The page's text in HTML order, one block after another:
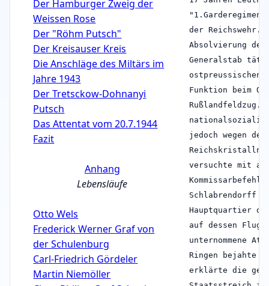
Der Hamburger Zweig der
Weissen Rose
Der "Röhm Putsch"
Der Kreisauser Kreis
Die Anschläge des Miltärs im
Jahre 1943
Der Tretsckow-Dohnanyi
Putsch
Das Attentat vom 20.7.1944
Fazit
Anhang
Lebensläufe
Otto Wels
Frederick Werner Graf von
der Schulenburg
Carl-Friedrich Gördeler
Martin Niemöller
der Reichswehr.
Absolvierung der
Generalstab
Funktion beim
Rußlandfeldzug.
jedoch wegen
versuchte mit
Schlabrendorff
Hauptquartier
auf dessen
unternommene
Ringen bejahte
erklärte die